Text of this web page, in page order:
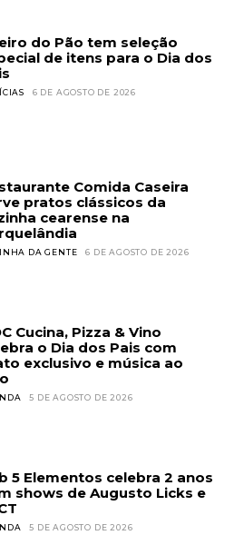
do Pão tem seleção
de itens para o Dia dos
6 DE AGOSTO DE 2026
Comida Caseira
pratos clássicos da
cearense na
DA GENTE 6 DE AGOSTO DE 2026
Cucina, Pizza & Vino
o Dia dos Pais com
exclusivo e música ao
5 DE AGOSTO DE 2026
5 Elementos celebra 2 anos
shows de Augusto Licks e
5 DE AGOSTO DE 2026